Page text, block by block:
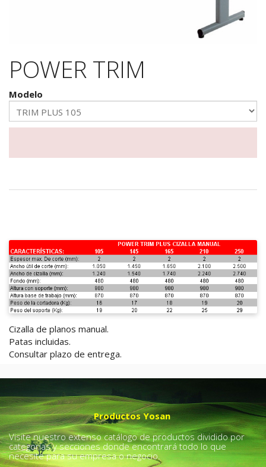
POWER TRIM
Modelo
Cizalla de planos manual.
Patas incluidas.
Consultar plazo de entrega.
Productos Yosan
Visite nuestro extenso catálogo de productos dividido por
categorías y secciones donde encontrará todo lo que
necesite para su empresa o negocio.